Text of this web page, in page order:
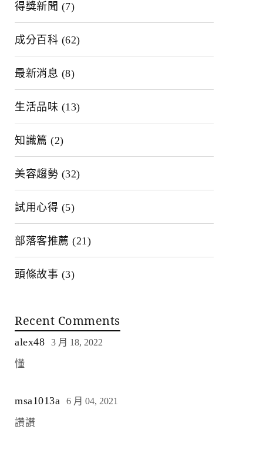
得獎新聞 (7)
成分百科 (62)
最新消息 (8)
生活品味 (13)
知識篇 (2)
美容趨勢 (32)
試用心得 (5)
部落客推薦 (21)
頭條故事 (3)
Recent Comments
alex48 3 月 18, 2022
懂
msa1013a 6 月 04, 2021
讚讚